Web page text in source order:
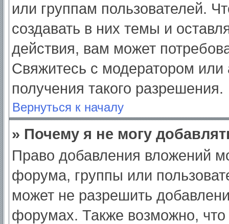
или группам пользователей.
создавать в них темы и
действия, вам может
Свяжитесь с модератором
получения такого разрешения.
Вернуться к началу
» Почему я не могу
Право добавления вложений
форума, группы или
может не разрешить
форумах. Также возможно,